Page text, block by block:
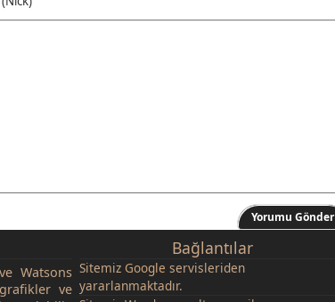
Yorumu Gönder
Watsons
ve
Bağlantılar
Sitemiz Google servisleriden
yararlanmaktadır.